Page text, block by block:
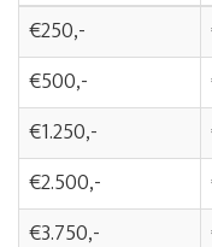
€250,-
€500,-
€1.250,-
€2.500,-
€3.750,-